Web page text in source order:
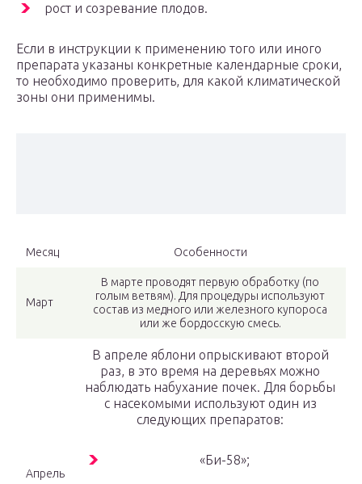
рост и созревание плодов.
Если в инструкции к применению того или иного
препарата указаны конкретные календарные сроки,
то необходимо проверить, для какой климатической
зоны они применимы.
Месяц Особенности
Март
В марте проводят первую обработку (по
голым ветвям). Для процедуры используют
состав из медного или железного купороса
или же бордосскую смесь.
Апрель
В апреле яблони опрыскивают второй
раз, в это время на деревьях можно
наблюдать набухание почек. Для борьбы
с насекомыми используют один из
следующих препаратов:
«Би-58»;